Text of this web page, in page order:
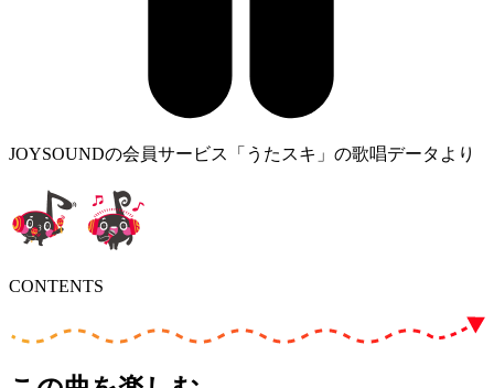
JOYSOUNDの会員サービス「うたスキ」の歌唱データより
CONTENTS